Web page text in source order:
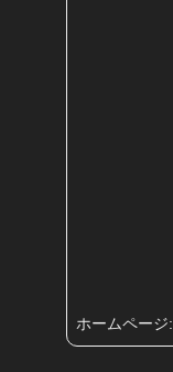
ホームページ: